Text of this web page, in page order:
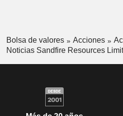
Bolsa de valores Acciones
Noticias Sandfire Resources